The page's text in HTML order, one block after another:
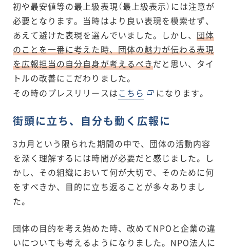
初や最安値等の最上級表現（最上級表示）には注意が
必要となります。当時はより良い表現を模索せず、
あえて避けた表現を選んでいました。しかし、団体
のことを一番に考えた時、団体の魅力が伝わる表現
を広報担当の自分自身が考えるべきだと思い、タイ
トルの改善にこだわりました。
その時のプレスリリースはこちら になります。
街頭に立ち、自分も動く広報に
3カ月という限られた期間の中で、団体の活動内容
を深く理解するには時間が必要だと感じました。し
かし、その組織において何が大切で、そのために何
をすべきか、目的に立ち返ることが多々ありまし
た。
団体の目的を考え始めた時、改めてNPOと企業の違
いについても考えるようになりました。NPO法人に